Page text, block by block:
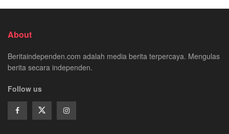
About
Beritaindependen.com adalah media berita terpercaya. Mengulas
berita secara independen.
Follow us